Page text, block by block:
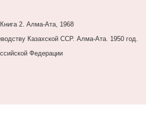
2. Алма-Ата, 1968
Казахской ССР. Алма-Ата. 1950 год.
Федерации